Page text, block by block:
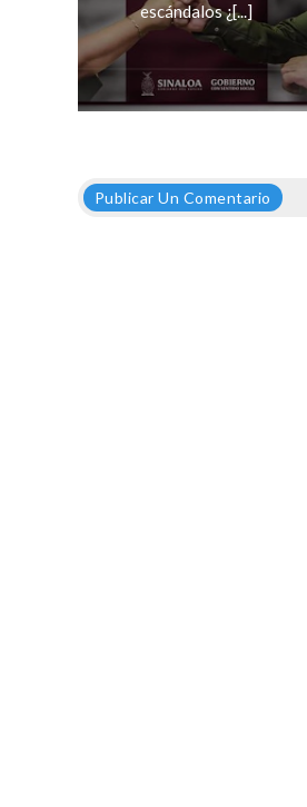
escándalos ¿[...]
Publicar Un Comentario